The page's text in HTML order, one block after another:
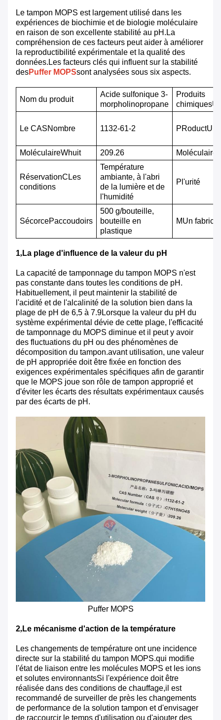
Le tampon MOPS est largement utilisé dans les
expériences de biochimie et de biologie moléculaire
en raison de son excellente stabilité au pH.La
compréhension de ces facteurs peut aider à améliorer
la reproductibilité expérimentale et la qualité des
données.Les facteurs clés qui influent sur la stabilité
desPuffer MOPSsont analysées sous six aspects.
Nom du produit
Acide sulfonique 3-
morpholinopropane
Produits
chimiques
Le CASNombre 1132-61-2 PRoductUne
MoléculaireWhuit 209.26 Moléculaire
RéservationCLes
conditions
Température
ambiante, à l'abri
de la lumière et de
l'humidité
P l'urité
SécorcePaccoudoirs
500 g/bouteille,
bouteille en
plastique
MUn
1,La plage d'influence de la valeur du pH
La capacité de tamponnage du tampon MOPS n'est
pas constante dans toutes les conditions de pH.
Habituellement, il peut maintenir la stabilité de
l'acidité et de l'alcalinité de la solution bien dans la
plage de pH de 6,5 à 7.9Lorsque la valeur du pH du
système expérimental dévie de cette plage, l'efficacité
de tamponnage du MOPS diminue et il peut y avoir
des fluctuations du pH ou des phénomènes de
décomposition du tampon.avant utilisation, une valeur
de pH appropriée doit être fixée en fonction des
exigences expérimentales spécifiques afin de garantir
que le MOPS joue son rôle de tampon approprié et
d'éviter les écarts des résultats expérimentaux causés
par des écarts de pH.
Puffer MOPS
2,Le mécanisme d'action de la température
Les changements de température ont une incidence
directe sur la stabilité du tampon MOPS.qui modifie
l'état de liaison entre les molécules MOPS et les ions
et solutes environnantsSi l'expérience doit être
réalisée dans des conditions de chauffage,il est
recommandé de surveiller de près les changements
de performance de la solution tampon et d'envisager
de raccourcir le temps d'utilisation ou d'ajouter des